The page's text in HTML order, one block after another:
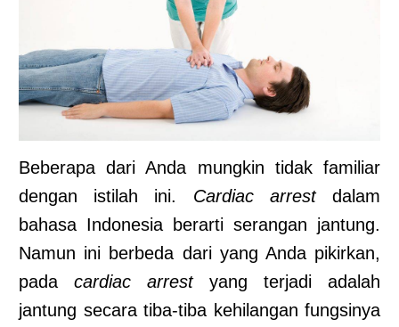
Beberapa dari Anda mungkin tidak familiar
dengan istilah ini. Cardiac arrestdalam
bahasa Indonesia berarti serangan jantung.
Namun ini berbeda dari yang Anda pikirkan,
pada cardiac arrestyang terjadi adalah
jantung secara tiba-tiba kehilangan fungsinya